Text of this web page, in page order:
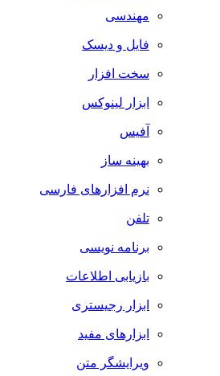
مهندسی
فایل و دیسک
سخت افزار
ابزار لینوکس
آفیس
بهینه ساز
نرم افزارهای فارسی
تلفن
برنامه نویسی
بازیابی اطلاعات
ابزار رجیستری
ابزارهای مفید
ویرایشگر متن